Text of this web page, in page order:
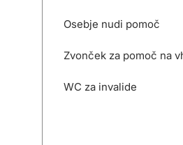
Osebje nudi pomoč
Zvonček za pomoč na
WC za invalide